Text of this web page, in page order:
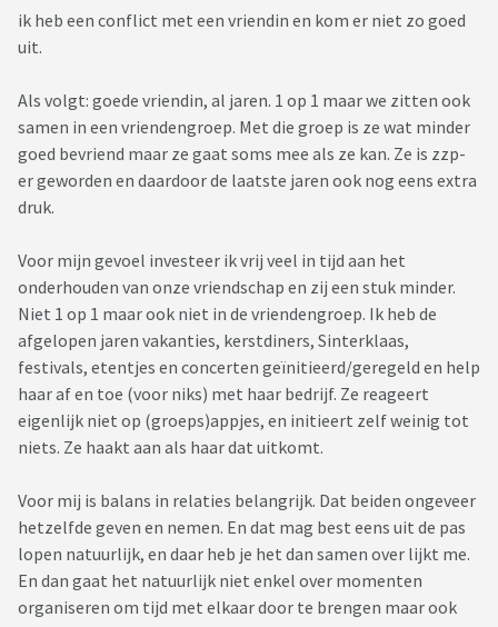
ik heb een conflict met een vriendin en kom er niet zo goed
uit.
Als volgt: goede vriendin, al jaren. 1 op 1 maar we zitten ook
samen in een vriendengroep. Met die groep is ze wat minder
goed bevriend maar ze gaat soms mee als ze kan. Ze is zzp-
er geworden en daardoor de laatste jaren ook nog eens extra
druk.
Voor mijn gevoel investeer ik vrij veel in tijd aan het
onderhouden van onze vriendschap en zij een stuk minder.
Niet 1 op 1 maar ook niet in de vriendengroep. Ik heb de
afgelopen jaren vakanties, kerstdiners, Sinterklaas,
festivals, etentjes en concerten geïnitieerd/geregeld en help
haar af en toe (voor niks) met haar bedrijf. Ze reageert
eigenlijk niet op (groeps)appjes, en initieert zelf weinig tot
niets. Ze haakt aan als haar dat uitkomt.
Voor mij is balans in relaties belangrijk. Dat beiden ongeveer
hetzelfde geven en nemen. En dat mag best eens uit de pas
lopen natuurlijk, en daar heb je het dan samen over lijkt me.
En dan gaat het natuurlijk niet enkel over momenten
organiseren om tijd met elkaar door te brengen maar ook